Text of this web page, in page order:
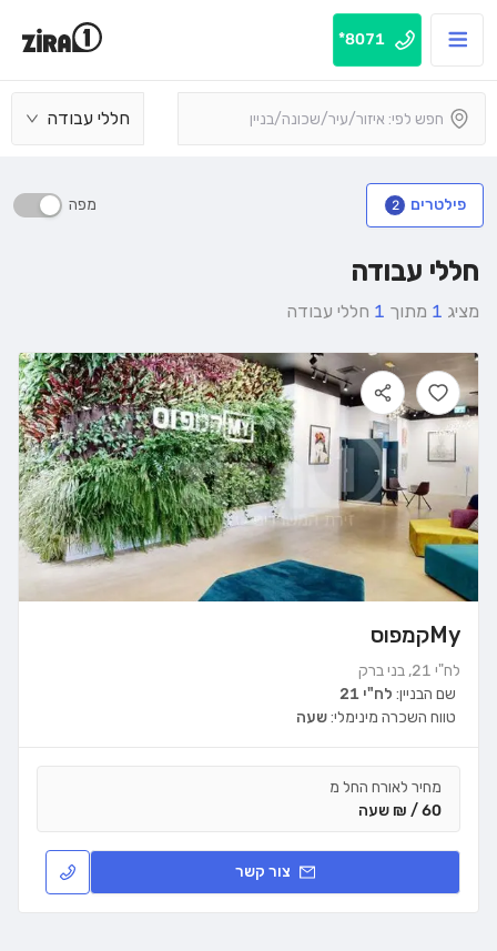
8071*
חללי עבודה
פילטרים 2 מפה
חללי עבודה
מציג 1 מתוך 1 חללי עבודה
Myקמפוס
לח"י 21, בני ברק
שם הבניין: לח"י 21
טווח השכרה מינימלי:שעה
מחיר לאורח החל מ
60 / ₪ שעה
צור קשר